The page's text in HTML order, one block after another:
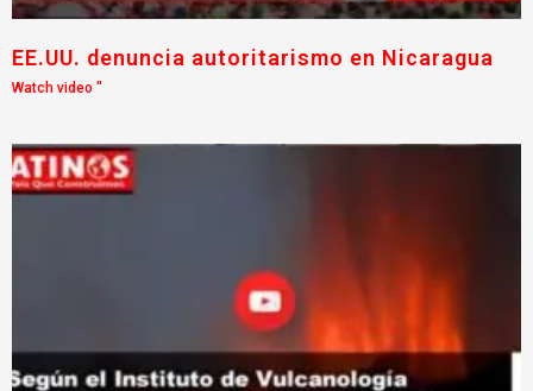
EE.UU. denuncia autoritarismo en Nicaragua
Watch video "